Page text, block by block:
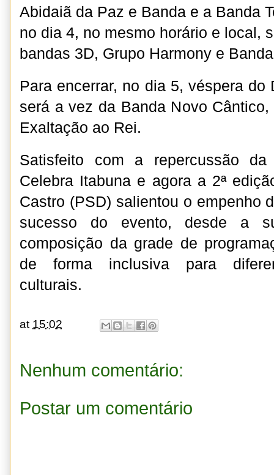
Abidaiã da Paz e Banda e a Banda
no dia 4, no mesmo horário e local,
bandas 3D, Grupo Harmony e
Para encerrar, no dia 5, véspera do
será a vez da Banda Novo
Exaltação ao Rei.
Satisfeito com a repercussão
Celebra Itabuna e agora a 2ª
Castro (PSD) salientou o empenho
sucesso do evento, desde a
composição da grade de
de forma inclusiva para
culturais.
at 15:02
Nenhum comentário:
Postar um comentário